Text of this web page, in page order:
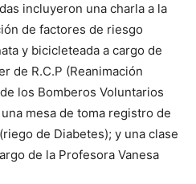
incluyeron una charla a la
de factores de riesgo
y bicicleteada a cargo de
de R.C.P (Reanimación
los Bomberos Voluntarios
mesa de toma registro de
de Diabetes); y una clase
de la Profesora Vanesa